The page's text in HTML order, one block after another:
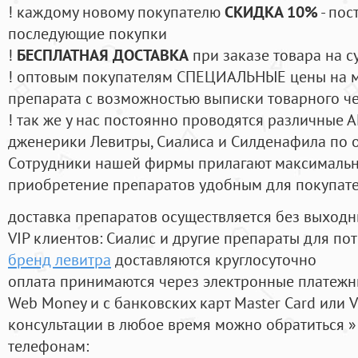
! каждому новому покупателюСКИДКА 10%-
последующие покупки
! БЕСПЛАТНАЯ ДОСТАВКА при заказе товара на
! оптовым покупателям СПЕЦИАЛЬНЫЕ цены на
препарата с возможностью выписки товарного
! так же у нас постоянно проводятся
дженерики Левитры, Сиалиса и Силденафила по
Cотрудники нашей фирмы прилагают
приобретение препаратов удобным для
доставка препаратов осуществляется без
VIP клиентов: Сиалис и другие препараты для
бренд левитра доставляются круглосуточно
оплата принимаются через электронные
Web Money и с банковских карт Master Card или
консультации в любое время можно обратиться
телефонам: